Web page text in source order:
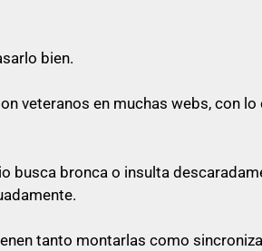
el enlace ni a la vista, ni en spoiler
decente y relacionado con
nada parecido a mensajes
bien.
veteranos en muchas webs, con
busca bronca o insulta
tanto montarlas como